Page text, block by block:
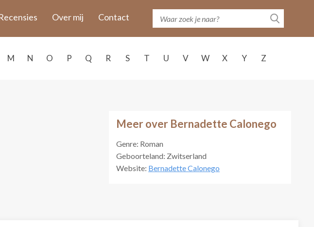
Over mij Contact
M N O P Q R S T U V W X Y Z
Meer over Bernadette Calonego
Genre: Roman
Geboorteland: Zwitserland
Website: Bernadette Calonego